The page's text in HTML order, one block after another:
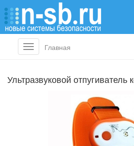
Toggle
navigation
Главная
Ультразвуковой отпугиватель